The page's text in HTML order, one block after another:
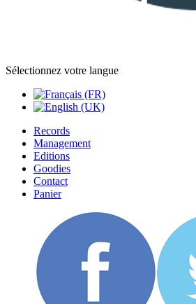
Sélectionnez votre langue
Records
Management
Editions
Goodies
Contact
Panier